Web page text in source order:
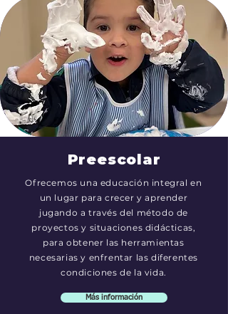
Preescolar
Ofrecemos una educación integral en
un lugar para crecer y aprender
jugando a través del método de
proyectos y situaciones didácticas,
para obtener las herramientas
necesarias y enfrentar las diferentes
condiciones de la vida.
Más información